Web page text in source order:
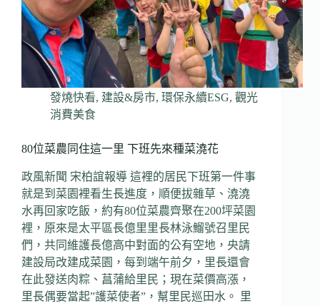
發燒快看, 建設&房市, 環保永續ESG, 觀光
消費美食
80位菜農同住這一里 下班先來種菜澆花
政風新聞 宋柏誼報導 這裡的居民下班第一件事
就是到菜園裡看生長進度，順便拔雜草、澆澆
水再回家吃飯，約有80位菜農齊聚在200坪菜園
裡，原來是太平區長億里里長林泳鰡號召里民
們，共同維護長億高中對面的公有空地，央請
建設局改建成菜園，每到端午前夕，里長還會
在此發送肉粽、菖蒲給里民；現在菜價高漲，
里長偶要當起”護菜使者”，幫里民巡田水。 里